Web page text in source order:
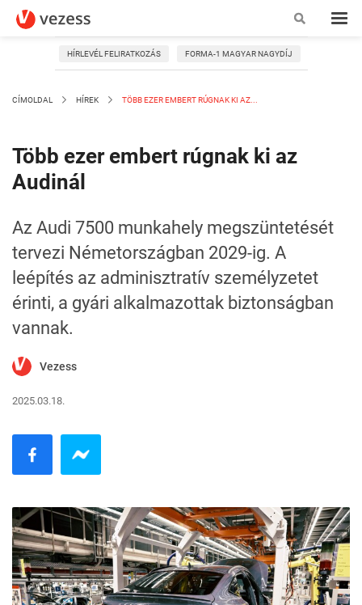
HÍRLEVÉL FELIRATKOZÁS FORMA-1 MAGYAR NAGYDÍJ
CÍMOLDAL HÍREK TÖBB EZER EMBERT RÚGNAK KI AZ...
Több ezer embert rúgnak ki az
Audinál
Az Audi 7500 munkahely megszüntetését
tervezi Németországban 2029-ig. A
leépítés az adminisztratív személyzetet
érinti, a gyári alkalmazottak biztonságban
vannak.
Vezess
2025.03.18.